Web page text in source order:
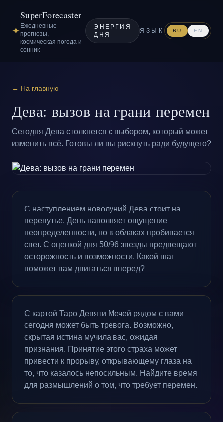
✦
SuperForecaster
Ежедневные
прогнозы,
космическая погода и
сонник
ЭНЕРГИЯ
ДНЯ
ЯЗЫК RU EN
← На главную
Дева: вызов на грани перемен
Сегодня Дева столкнется с выбором, который может
изменить всё. Готовы ли вы рискнуть ради будущего?
С наступлением новолуний Дева стоит на
перепутье. День наполняет ощущение
неопределенности, но в облаках пробивается
свет. С оценкой дня 50/96 звезды предвещают
осторожность и возможности. Какой шаг
поможет вам двигаться вперед?
С картой Таро Девяти Мечей рядом с вами
сегодня может быть тревога. Возможно,
скрытая истина мучила вас, ожидая
признания. Принятие этого страха может
привести к прорыву, открывающему глаза на
то, что казалось непосильным. Найдите время
для размышлений о том, что требует перемен.